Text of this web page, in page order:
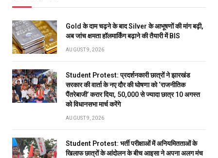
Gold के दाम चढ़ने के बाद Silver के आभूषणों की मांग बढ़ी,
अब जांच क्षमता हॉलमार्किंग बढ़ाने की तैयारी में BIS
AUGUST 9, 2026
Student Protest: प्रदर्शनकारी छात्रों ने झारखंड
सरकार की वार्ता के नए दौर की घोषणा को ‘राजनीतिक
पैंतरेबाजी’ करार दिया, 50,000 से ज्यादा छात्र 10 अगस्त
को विधानसभा मार्च करेंगे
AUGUST 9, 2026
Student Protest: भर्ती परीक्षाओं में अनियमितताओं के
खिलाफ छात्रों के आंदोलन के बीच आइसा ने अपना अलग मंच